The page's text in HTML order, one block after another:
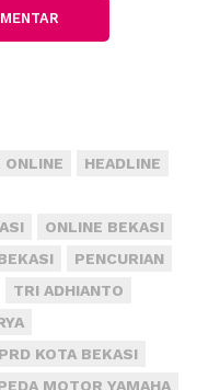
membutuhkan
jangkauan
kerja kami, dan
transportasi
dia menilai ojek
bahkan sangat
sopir angkot yang
pengguna
ONLINE
HEADLINE
ONLINE BEKASI
PENCURIAN
TRI ADHIANTO
KOTA BEKASI
MOTOR YAMAHA